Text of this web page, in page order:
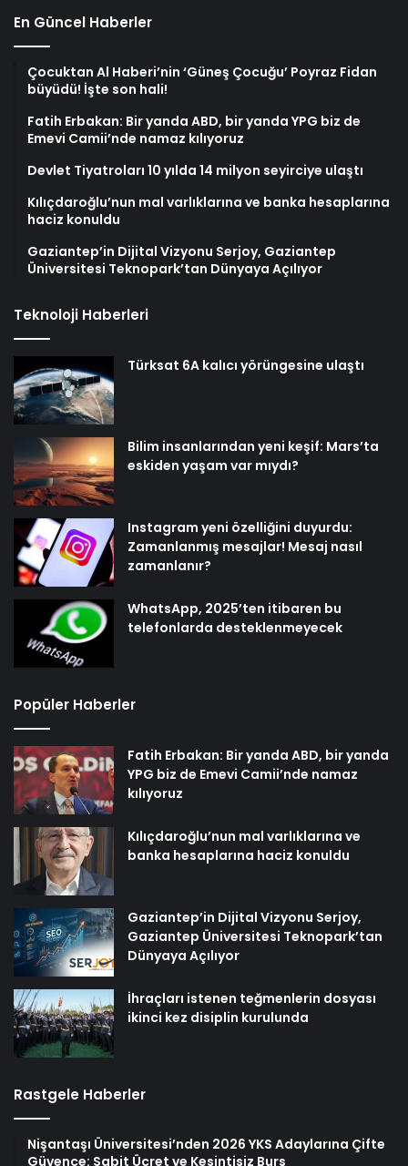
En Güncel Haberler
Çocuktan Al Haberi’nin ‘Güneş Çocuğu’ Poyraz Fidan
büyüdü! İşte son hali!
Fatih Erbakan: Bir yanda ABD, bir yanda YPG biz de
Emevi Camii’nde namaz kılıyoruz
Devlet Tiyatroları 10 yılda 14 milyon seyirciye ulaştı
Kılıçdaroğlu’nun mal varlıklarına ve banka hesaplarına
haciz konuldu
Gaziantep’in Dijital Vizyonu Serjoy, Gaziantep
Üniversitesi Teknopark’tan Dünyaya Açılıyor
Teknoloji Haberleri
Türksat 6A kalıcı yörüngesine ulaştı
Bilim insanlarından yeni keşif: Mars’ta
eskiden yaşam var mıydı?
Instagram yeni özelliğini duyurdu:
Zamanlanmış mesajlar! Mesaj nasıl
zamanlanır?
WhatsApp, 2025’ten itibaren bu
telefonlarda desteklenmeyecek
Popüler Haberler
Fatih Erbakan: Bir yanda ABD, bir yanda
YPG biz de Emevi Camii’nde namaz
kılıyoruz
Kılıçdaroğlu’nun mal varlıklarına ve
banka hesaplarına haciz konuldu
Gaziantep’in Dijital Vizyonu Serjoy,
Gaziantep Üniversitesi Teknopark’tan
Dünyaya Açılıyor
İhraçları istenen teğmenlerin dosyası
ikinci kez disiplin kurulunda
Rastgele Haberler
Nişantaşı Üniversitesi’nden 2026 YKS Adaylarına Çifte
Güvence: Sabit Ücret ve Kesintisiz Burs